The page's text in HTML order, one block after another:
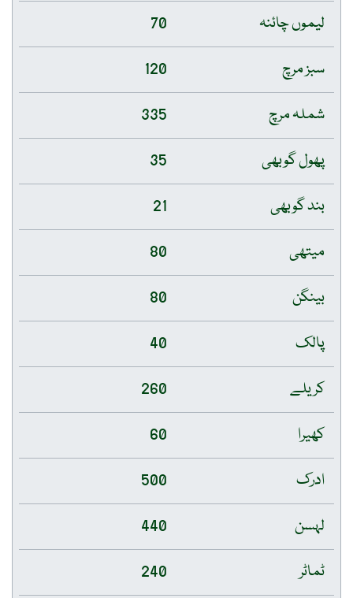
لیموں چائنہ
70
سبز مرچ
120
شملہ مرچ
335
پھول گوبھی
35
بند گوبھی
21
میتھی
80
بینگن
80
پالک
40
کریلے
260
کھیرا
60
ادرک
500
لہسن
440
ٹماٹر
240